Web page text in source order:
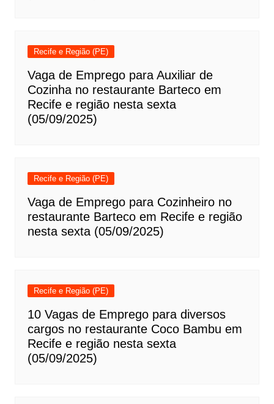
Recife e Região (PE)
Vaga de Emprego para Auxiliar de
Cozinha no restaurante Barteco em
Recife e região nesta sexta
(05/09/2025)
Recife e Região (PE)
Vaga de Emprego para Cozinheiro no
restaurante Barteco em Recife e região
nesta sexta (05/09/2025)
Recife e Região (PE)
10 Vagas de Emprego para diversos
cargos no restaurante Coco Bambu em
Recife e região nesta sexta
(05/09/2025)